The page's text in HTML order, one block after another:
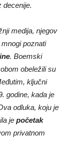
decenije.
medija, njegov
poznati
. Boemski
obeležili su
ključni
godine, kada je
odluka, koju je
je početak
privatnom